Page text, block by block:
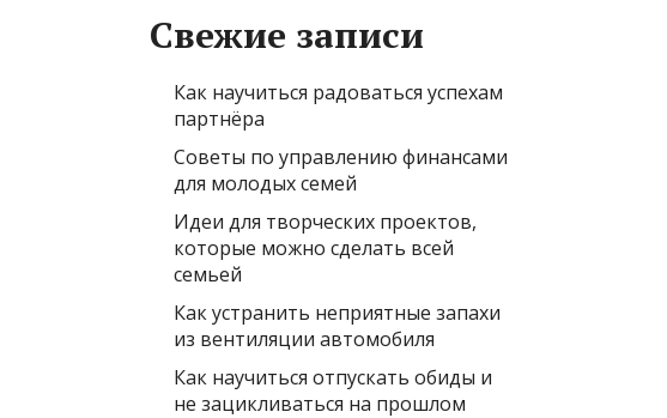
Свежие записи
Как научиться радоваться успехам
партнёра
Советы по управлению финансами
для молодых семей
Идеи для творческих проектов,
которые можно сделать всей
семьей
Как устранить неприятные запахи
из вентиляции автомобиля
Как научиться отпускать обиды и
не зацикливаться на прошлом